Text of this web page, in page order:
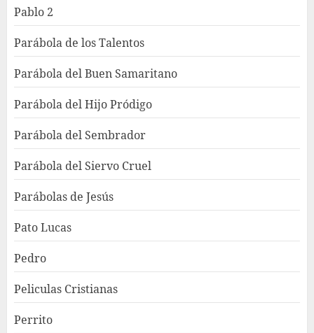
Pablo 2
Parábola de los Talentos
Parábola del Buen Samaritano
Parábola del Hijo Pródigo
Parábola del Sembrador
Parábola del Siervo Cruel
Parábolas de Jesús
Pato Lucas
Pedro
Peliculas Cristianas
Perrito